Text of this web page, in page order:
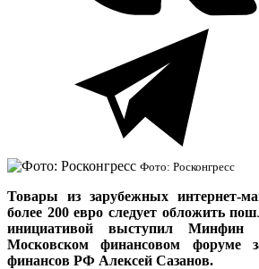
Фото: Росконгресс
Товары из зарубежных интернет-
более 200 евро следует обложить
инициативой выступил
Московском финансовом форуме
финансов РФ Алексей Сазанов.